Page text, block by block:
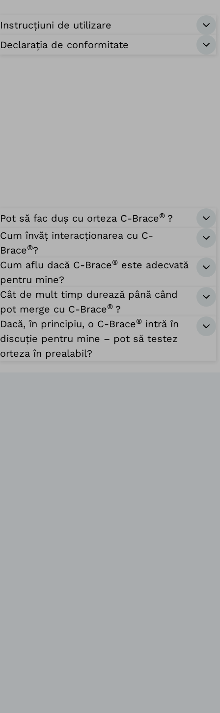
Instrucțiuni de utilizare
Declarația de conformitate
Pot să fac duș cu orteza C-Brace® ?
Cum învăț interacționarea cu C-
Brace®?
Cum aflu dacă C-Brace® este adecvată
pentru mine?
Cât de mult timp durează până când
pot merge cu C-Brace® ?
Dacă, în principiu, o C-Brace® intră în
discuție pentru mine – pot să testez
orteza în prealabil?